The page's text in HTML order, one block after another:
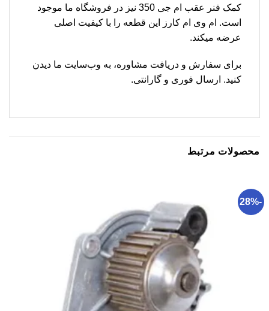
کمک فنر عقب ام جی 350 نیز در فروشگاه ما موجود
است. ام وی ام کارز این قطعه را با کیفیت اصلی
عرضه میکند.
برای سفارش و دریافت مشاوره، به وب‌سایت ما دیدن
کنید. ارسال فوری و گارانتی.
محصولات مرتبط
-28%